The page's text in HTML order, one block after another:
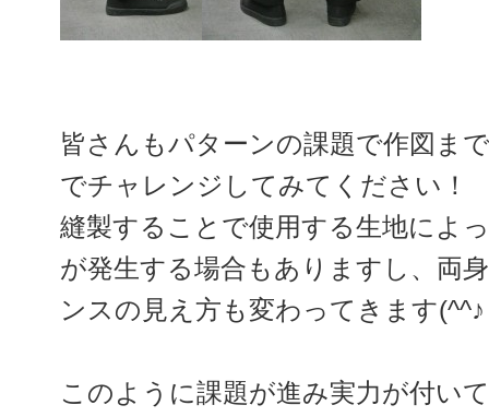
皆さんもパターンの課題で作図ま
でチャレンジしてみてください！
縫製することで使用する生地によ
が発生する場合もありますし、両
ンスの見え方も変わってきます(^^♪
このように課題が進み実力が付い